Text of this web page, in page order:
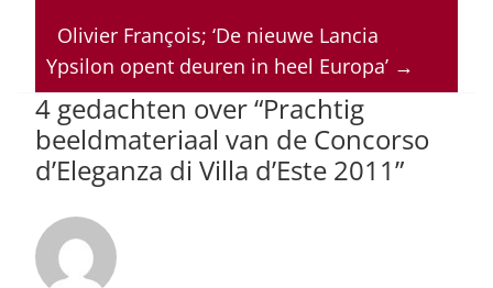
p
p
o
o
k
n s
Olivier François; ‘De nieuwe Lancia
Ypsilon opent deuren in heel Europa’ →
4 gedachten over “Prachtig
beeldmateriaal van de Concorso
d’Eleganza di Villa d’Este 2011”